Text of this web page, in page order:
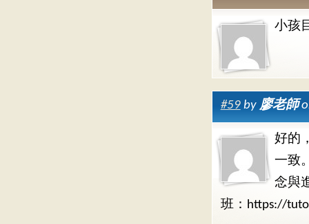
小孩
#59by 廖老師
好的
一致
念與
班：https://